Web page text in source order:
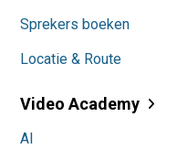
Sprekers boeken
Locatie & Route
Video Academy
AI